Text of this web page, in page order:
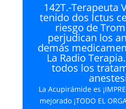
142T.-Terapeuta
tenido dos Ictus
riesgo de
perjudican los
demás
La Radio
todos los
La Acupirámide es
mejorado ¡TODO EL